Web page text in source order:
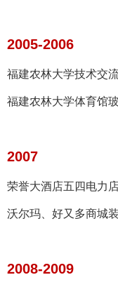
2005-2006
福建农林大学技术交
福建农林大学体育馆
2007
荣誉大酒店五四电力
沃尔玛、好又多商城
2008-2009